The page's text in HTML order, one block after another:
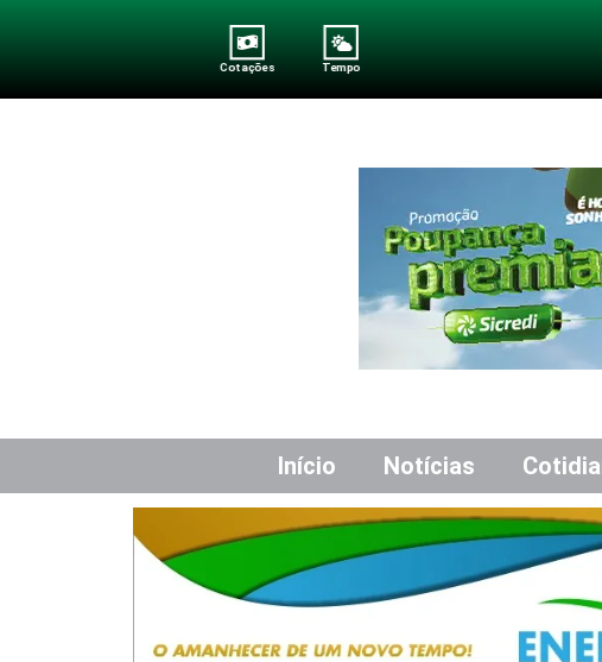
Cotações Tempo
Início Notícias